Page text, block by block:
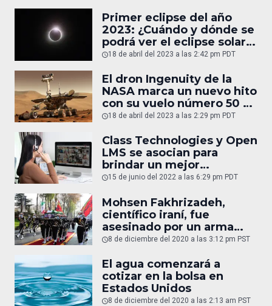
Primer eclipse del año
2023: ¿Cuándo y dónde se
podrá ver el eclipse solar
híbrido?
18 de abril del 2023 a las 2:42 pm PDT
El dron Ingenuity de la
NASA marca un nuevo hito
con su vuelo número 50 en
Marte.
18 de abril del 2023 a las 2:29 pm PDT
Class Technologies y Open
LMS se asocian para
brindar un mejor
aprendizaje
15 de junio del 2022 a las 6:29 pm PDT
Mohsen Fakhrizadeh,
científico iraní, fue
asesinado por un arma
controlada por
8 de diciembre del 2020 a las 3:12 pm PST
El agua comenzará a
cotizar en la bolsa en
Estados Unidos
8 de diciembre del 2020 a las 2:13 am PST